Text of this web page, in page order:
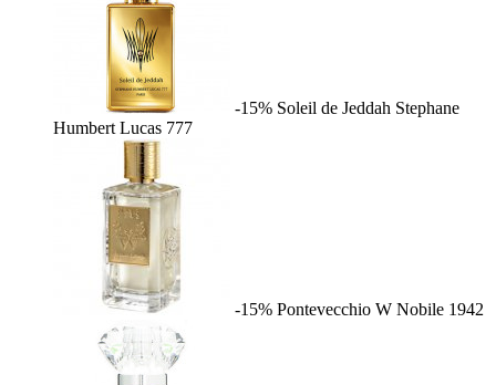
-15% Soleil de Jeddah Stephane
Humbert Lucas 777
-15% Pontevecchio W Nobile 1942